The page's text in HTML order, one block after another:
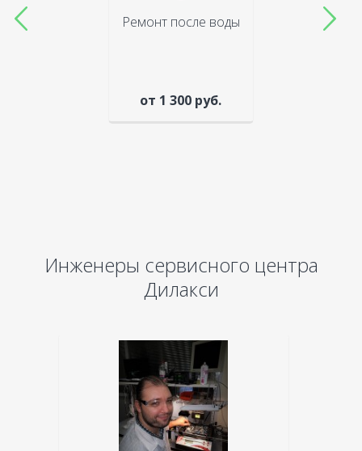
Ремонт после воды
от 1 300 руб.
Инженеры сервисного центра
Дилакси